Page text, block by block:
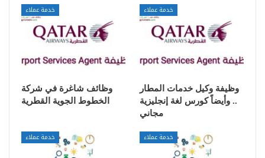
خدمة عملاء
وظائف شاغرة في شركة
الخطوط الجوية القطرية
خدمة عملاء
وظيفة وكيل خدمات المطار
.. وأيضاً كورس لغة إنجليزية
مجاني
خدمة عملاء خدمة عملاء